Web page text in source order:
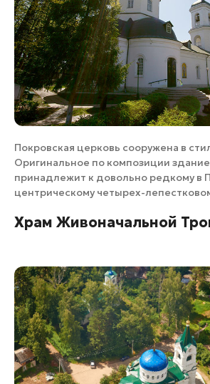
Покровская церковь сооружена в
Оригинальное по композиции
принадлежит к довольно редкому в
центрическому четырех-
Храм Живоначальной